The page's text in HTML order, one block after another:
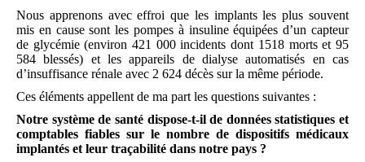
Nous apprenons avec effroi que les implants les plus souvent
mis en cause sont les pompes à insuline équipées d’un capteur
de glycémie (environ 421 000 incidents dont 1518 morts et 95
584 blessés) et les appareils de dialyse automatisés en cas
d’insuffisance rénale avec 2 624 décès sur la même période.
Ces éléments appellent de ma part les questions suivantes :
Notre système de santé dispose-t-il de données statistiques et
comptables fiables sur le nombre de dispositifs médicaux
implantés et leur traçabilité dans notre pays ?